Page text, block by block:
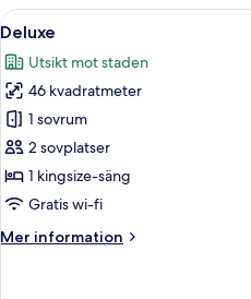
Öppna
alla
foton
för
Deluxe
9
Deluxe
Utsikt mot staden
46 kvadratmeter
1 sovrum
2 sovplatser
1 kingsize-säng
Gratis wi-fi
Mer information
Mer